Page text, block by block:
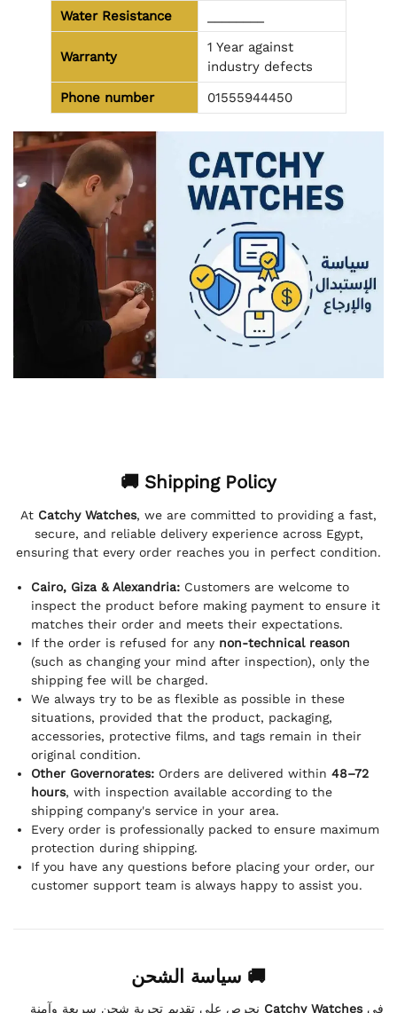
Water Resistance
Warranty
1 Year against
industry defects
Phone number
01555944450
🚚 Shipping Policy
At Catchy Watches, we are committed to providing a fast,
secure, and reliable delivery experience across Egypt,
ensuring that every order reaches you in perfect condition.
Cairo, Giza & Alexandria: Customers are welcome to
inspect the product before making payment to ensure it
matches their order and meets their expectations.
If the order is refused for any non-technical reason
(such as changing your mind after inspection), only the
shipping fee will be charged.
We always try to be as flexible as possible in these
situations, provided that the product, packaging,
accessories, protective films, and tags remain in their
original condition.
Other Governorates: Orders are delivered within 48–72
hours, with inspection available according to the
shipping company's service in your area.
Every order is professionally packed to ensure maximum
protection during shipping.
If you have any questions before placing your order, our
customer support team is always happy to assist you.
🚚 سياسة الشحن
فيCatchy Watches نحرص على تقديم تجربة شحن سريعة وآمنة